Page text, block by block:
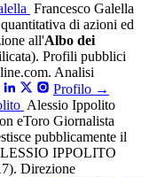
Francesco Galella
di azioni ed
all'Albo dei
Profili pubblici
Analisi
Profilo →
Alessio Ippolito
eToro Giornalista
pubblicamente il
IPPOLITO
Direzione